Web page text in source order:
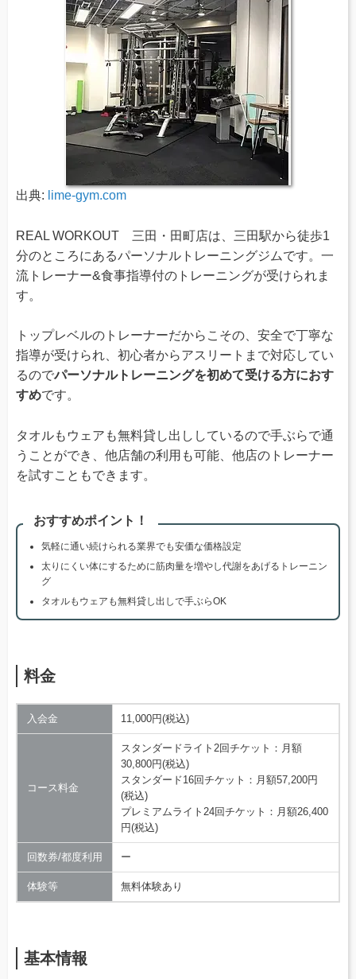
出典: lime-gym.com
REAL WORKOUT 三田・田町店は、三田駅から徒歩1
分のところにあるパーソナルトレーニングジムです。一
流トレーナー&食事指導付のトレーニングが受けられま
す。
トップレベルのトレーナーだからこその、安全で丁寧な
指導が受けられ、初心者からアスリートまで対応してい
るのでパーソナルトレーニングを初めて受ける方におす
すめです。
タオルもウェアも無料貸し出ししているので手ぶらで通
うことができ、他店舗の利用も可能、他店のトレーナー
を試すこともできます。
おすすめポイント！
気軽に通い続けられる業界でも安価な価格設定
太りにくい体にするために筋肉量を増やし代謝をあげるトレーニン
グ
タオルもウェアも無料貸し出しで手ぶらOK
料金
入会金 11,000円(税込)
コース料金
スタンダードライト2回チケット：月額
30,800円(税込)
スタンダード16回チケット：月額57,200円
(税込)
プレミアムライト24回チケット：月額26,400
円(税込)
回数券/都度利用 ー
体験等 無料体験あり
基本情報